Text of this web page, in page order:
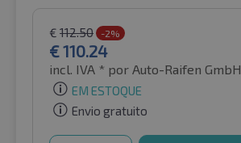
€ 112.50 -2%
€110.24
incl. IVA * por Auto-Raifen GmbH
EM ESTOQUE
Envio gratuito